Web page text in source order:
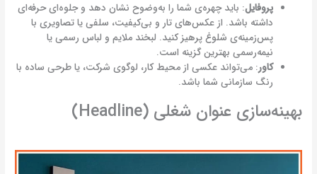
پروفایل: باید چهره‌ی شما را به‌وضوح نشان دهد و جلوه‌ا‌ی حرفه‌ای
داشته باشد. از عکس‌های تار و بی‌کیفیت، سلفی یا تصاویری با
پس‌زمینه‌ی شلوغ پرهیز کنید. لبخند ملایم و لباس رسمی یا
نیمه‌رسمی بهترین گزینه است.
کاور: می‌تواند عکسی از محیط کار، لوگوی شرکت، یا طرحی ساده با
رنگ سازمانی شما باشد.
بهینه‌سازی عنوان شغلی (Headline)